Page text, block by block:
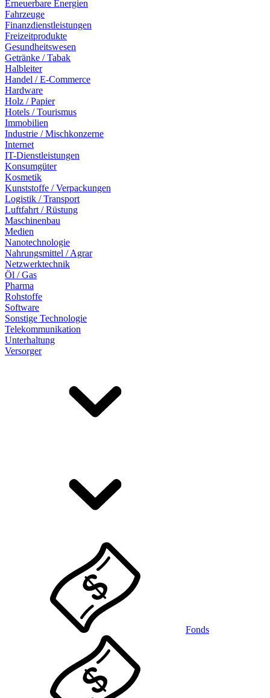
Erneuerbare Energien
Fahrzeuge
Finanzdienstleistungen
Freizeitprodukte
Gesundheitswesen
Getränke / Tabak
Halbleiter
Handel / E-Commerce
Hardware
Holz / Papier
Hotels / Tourismus
Immobilien
Industrie / Mischkonzerne
Internet
IT-Dienstleistungen
Konsumgüter
Kosmetik
Kunststoffe / Verpackungen
Logistik / Transport
Luftfahrt / Rüstung
Maschinenbau
Medien
Nanotechnologie
Nahrungsmittel / Agrar
Netzwerktechnik
Öl / Gas
Pharma
Rohstoffe
Software
Sonstige Technologie
Telekommunikation
Unterhaltung
Versorger
Fonds